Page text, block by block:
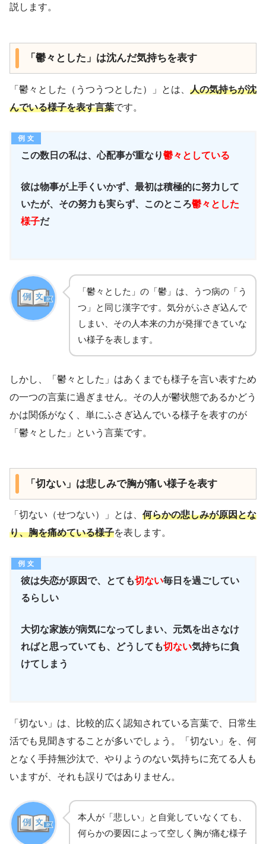
説します。
「鬱々とした」は沈んだ気持ちを表す
「鬱々とした（うつうつとした）」とは、 人の気持ちが沈
んでいる様子を表す言葉です。
この数日の私は、心配事が重なり鬱々としている
彼は物事が上手くいかず、最初は積極的に努力して
いたが、その努力も実らず、このところ鬱々とした
様子だ
「鬱々とした」の「鬱」は、うつ病の「う
つ」と同じ漢字です。気分がふさぎ込んで
しまい、その人本来の力が発揮できていな
い様子を表します。
しかし、「鬱々とした」はあくまでも様子を言い表すため
の一つの言葉に過ぎません。その人が鬱状態であるかどう
かは関係がなく、単にふさぎ込んでいる様子を表すのが
「鬱々とした」という言葉です。
「切ない」は悲しみで胸が痛い様子を表す
「切ない（せつない）」とは、 何らかの悲しみが原因とな
り、胸を痛めている様子を表します。
彼は失恋が原因で、とても切ない毎日を過ごしてい
るらしい
大切な家族が病気になってしまい、元気を出さなけ
ればと思っていても、どうしても切ない気持ちに負
けてしまう
「切ない」は、比較的広く認知されている言葉で、日常生
活でも見聞きすることが多いでしょう。「切ない」を、何
となく手持無沙汰で、やりようのない気持ちに充てる人も
いますが、それも誤りではありません。
本人が「悲しい」と自覚していなくても、
何らかの要因によって空しく胸が痛む様子